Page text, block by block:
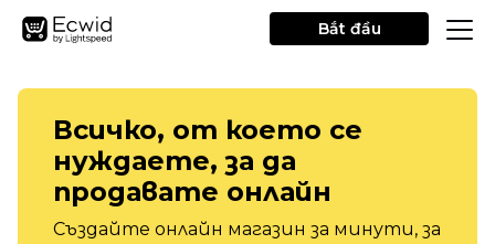
Bắt đầu
Всичко, от което се
нуждаете, за да
продавате онлайн
Създайте онлайн магазин за минути, за